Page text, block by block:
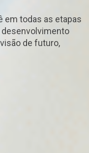
em todas as etapas
desenvolvimento
de futuro,